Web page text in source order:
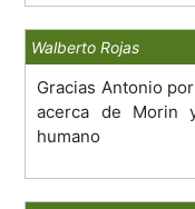
Walberto Rojas
Gracias Antonio
acerca de Morin
humano